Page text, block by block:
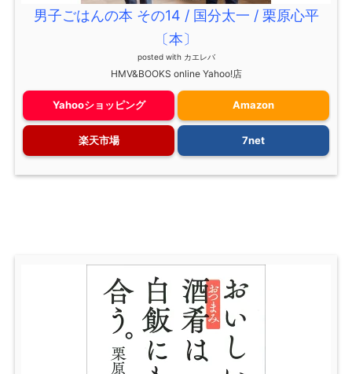
男子ごはんの本 その14 / 国分太一 / 栗原心平
〔本〕
posted with カエレバ
HMV&BOOKS online Yahoo!店
Yahooショッピング Amazon
楽天市場 7net